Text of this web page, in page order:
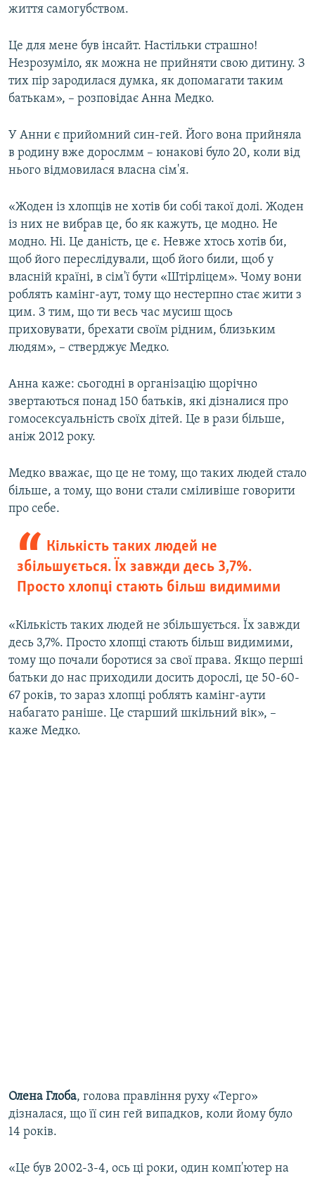
життя самогубством.
Це для мене був інсайт. Настільки страшно!
Незрозуміло, як можна не прийняти свою дитину. З
тих пір зародилася думка, як допомагати таким
батькам», – розповідає Анна Медко.
У Анни є прийомний син-гей. Його вона прийняла
в родину вже дорослмм – юнакові було 20, коли від
нього відмовилася власна сім'я.
«Жоден із хлопців не хотів би собі такої долі. Жоден
із них не вибрав це, бо як кажуть, це модно. Не
модно. Ні. Це даність, це є. Невже хтось хотів би,
щоб його переслідували, щоб його били, щоб у
власній країні, в сім'ї бути «Штірліцем». Чому вони
роблять камінг-аут, тому що нестерпно стає жити з
цим. З тим, що ти весь час мусиш щось
приховувати, брехати своїм рідним, близьким
людям», – стверджує Медко.
Анна каже: сьогодні в організацію щорічно
звертаються понад 150 батьків, які дізналися про
гомосексуальність своїх дітей. Це в рази більше,
аніж 2012 року.
Медко вважає, що це не тому, що таких людей стало
більше, а тому, що вони стали сміливіше говорити
про себе.
Кількість таких людей не
збільшується. Їх завжди десь 3,7%.
Просто хлопці стають більш видимими
«Кількість таких людей не збільшується. Їх завжди
десь 3,7%. Просто хлопці стають більш видимими,
тому що почали боротися за свої права. Якщо перші
батьки до нас приходили досить дорослі, це 50-60-
67 років, то зараз хлопці роблять камінг-аути
набагато раніше. Це старший шкільний вік», –
каже Медко.
Олена Глоба, голова правління руху «Терго»
дізналася, що її син гей випадков, коли йому було
14 років.
«Це був 2002-3-4, ось ці роки, один комп'ютер на